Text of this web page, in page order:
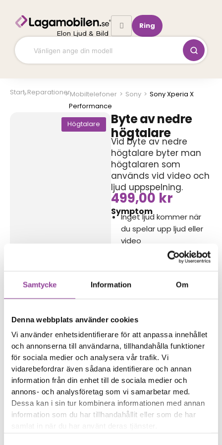
Samtycke Information Om
Denna webbplats använder cookies
Vi använder enhetsidentifierare för att anpassa innehållet
och annonserna till användarna, tillhandahålla funktioner
för sociala medier och analysera vår trafik. Vi
vidarebefordrar även sådana identifierare och annan
information från din enhet till de sociala medier och
annons- och analysföretag som vi samarbetar med.
Dessa kan i sin tur kombinera informationen med annan
information som du har tillhandahållit eller som de har
samlat in när du har använt deras tjänster.
innehåll
Elon Ljud & Bild
Ring
Start ReparationerMobiltelefoner > Sony > Sony Xperia X
Performance
Högtalare
Byte av nedre
högtalare
Vid byte av nedre
högtalare byter man
högtalaren som
används vid video och
ljud uppspelning.
499,00 kr
Symptom
Inget ljud kommer när
du spelar upp ljud eller
video
Inget ljud spelas upp när
telefonen ringer fast
Ljudet upplevs brusigt
Reparations tid – Ca 45
minuter
Boka tid
Fler reparationer för samma
modell